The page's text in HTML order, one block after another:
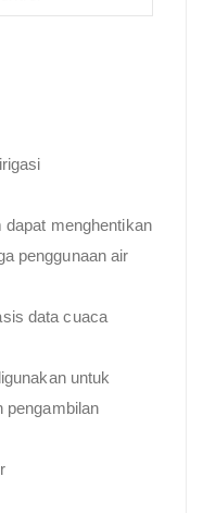
menghentikan
penggunaan air
data cuaca
untuk
pengambilan